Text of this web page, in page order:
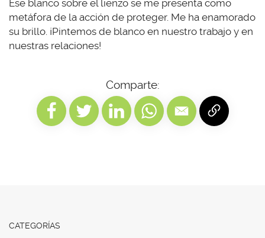
Ese blanco sobre el lienzo se me presenta como
metáfora de la acción de proteger. Me ha enamorado
su brillo. ¡Pintemos de blanco en nuestro trabajo y en
nuestras relaciones!
Comparte:
CATEGORÍAS